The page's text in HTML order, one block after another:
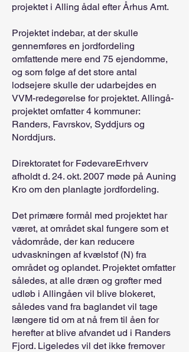
projektet i Alling ådal efter Århus Amt.
Projektet indebar, at der skulle
gennemføres en jordfordeling
omfattende mere end 75 ejendomme,
og som følge af det store antal
lodsejere skulle der udarbejdes en
VVM-redegørelse for projektet. Allingå-
projektet omfatter 4 kommuner:
Randers, Favrskov, Syddjurs og
Norddjurs.
Direktoratet for FødevareErhverv
afholdt d. 24. okt. 2007 møde på Auning
Kro om den planlagte jordfordeling.
Det primære formål med projektet har
været, at området skal fungere som et
vådområde, der kan reducere
udvaskningen af kvælstof (N) fra
området og oplandet. Projektet omfatter
således, at alle dræn og grøfter med
udløb i Allingåen vil blive blokeret,
således vand fra baglandet vil tage
længere tid om at nå frem til åen for
herefter at blive afvandet ud i Randers
Fjord. Ligeledes vil det ikke fremover